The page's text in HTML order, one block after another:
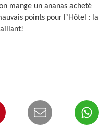
mange un ananas acheté
points pour l ’Hôtel : la